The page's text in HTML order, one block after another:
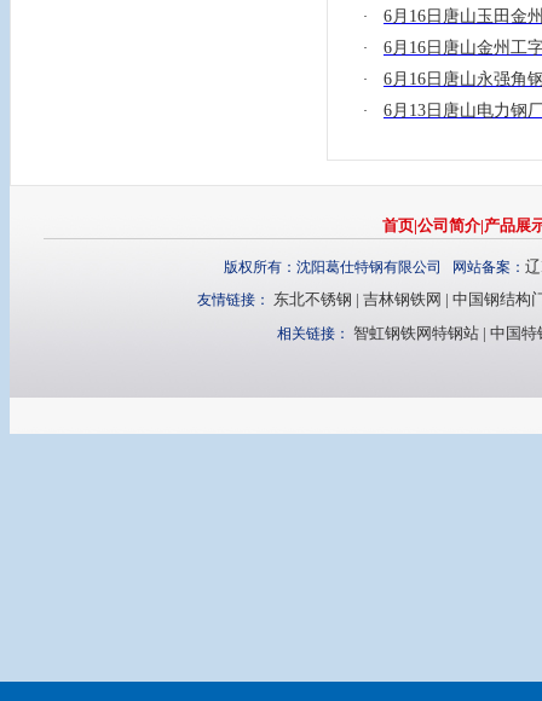
· 6月16日唐山玉田金
· 6月16日唐山金州工
· 6月16日唐山永强角
· 6月13日唐山电力钢
首页|公司简介|产品展
版权所有：沈阳葛仕特钢有限公司 网站备案：
友情链接： 东北不锈钢 | 吉林钢铁网 | 中国钢结构
相关链接： 智虹钢铁网特钢站| 中国特